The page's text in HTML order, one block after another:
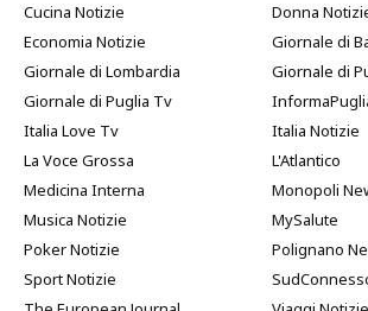
Cucina Notizie
Donna
Economia Notizie
Giornale di
Giornale di Lombardia
Giornale di
Giornale di Puglia Tv
Italia Love Tv
Italia Notizie
La Voce Grossa
L'Atlantico
Medicina Interna
Monopoli
Musica Notizie
MySalute
Poker Notizie
Polignano
Sport Notizie